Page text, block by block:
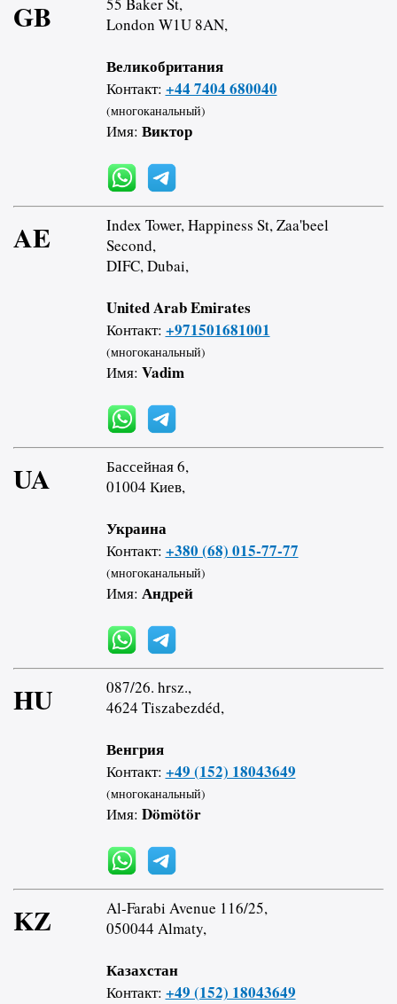
GB
London W1U 8AN,
Великобритания
Контакт: +44 7404 680040
(многоканальный)
Имя: Виктор
AE
Index Tower, Happiness St, Zaa'beel
Second,
DIFC, Dubai,
United Arab Emirates
Контакт: +971501681001
(многоканальный)
Имя: Vadim
UA
Бассейная 6,
01004 Киев,
Украина
Контакт: +380 (68) 015-77-77
(многоканальный)
Имя: Андрей
HU
087/26. hrsz.,
4624 Tiszabezdéd,
Венгрия
Контакт: +49 (152) 18043649
(многоканальный)
Имя: Dömötör
KZ
Al-Farabi Avenue 116/25,
050044 Almaty,
Казахстан
Контакт: +49 (152) 18043649